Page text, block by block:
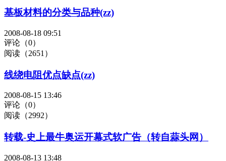
基板材料的分类与品种(zz)
2008-08-18 09:51
评论（0）
阅读（2651）
线绕电阻优点缺点(zz)
2008-08-15 13:46
评论（0）
阅读（2992）
转载-史上最牛奥运开幕式软广告（转自蒜头网）
2008-08-13 13:48